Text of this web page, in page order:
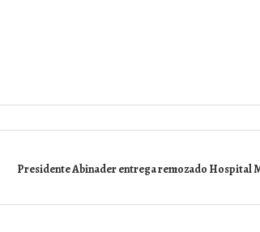
Presidente Abinader entrega remozado Hospital